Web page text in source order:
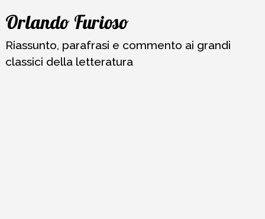
Vai
contenuto
Orlando Furioso
Riassunto, parafrasi e commento ai grandi
classici della letteratura